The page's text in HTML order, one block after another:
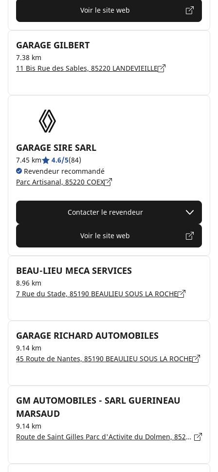
Voir le site web
GARAGE GILBERT
7.38 km
11 Bis Rue des Sables, 85220 LANDEVIEILLE
GARAGE SIRE SARL
7.45 km 4.6/5(84)
Revendeur recommandé
Parc Artisanal, 85220 COEX
Contacter le revendeur
Voir le site web
BEAU-LIEU MECA SERVICES
8.96 km
7 Rue du Stade, 85190 BEAULIEU SOUS LA ROCHE
GARAGE RICHARD AUTOMOBILES
9.14 km
45 Route de Nantes, 85190 BEAULIEU SOUS LA ROCHE
GM AUTOMOBILES - SARL GUERINEAU
MARSAUD
9.14 km
Route de Saint Gilles Parc d'Activite du Dolmen, 85220 COMMEQUIERS